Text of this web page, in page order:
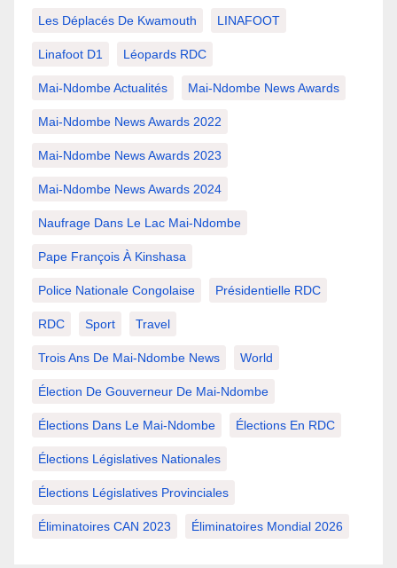
Les Déplacés De Kwamouth LINAFOOT
Linafoot D1 Léopards RDC
Mai-Ndombe Actualités Mai-Ndombe News Awards
Mai-Ndombe News Awards 2022
Mai-Ndombe News Awards 2023
Mai-Ndombe News Awards 2024
Naufrage Dans Le Lac Mai-Ndombe
Pape François À Kinshasa
Police Nationale Congolaise Présidentielle RDC
RDC Sport Travel
Trois Ans De Mai-Ndombe News World
Élection De Gouverneur De Mai-Ndombe
Élections Dans Le Mai-Ndombe Élections En RDC
Élections Législatives Nationales
Élections Législatives Provinciales
Éliminatoires CAN 2023 Éliminatoires Mondial 2026